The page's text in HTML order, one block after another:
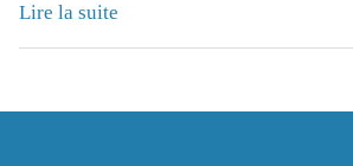
Lire la suite